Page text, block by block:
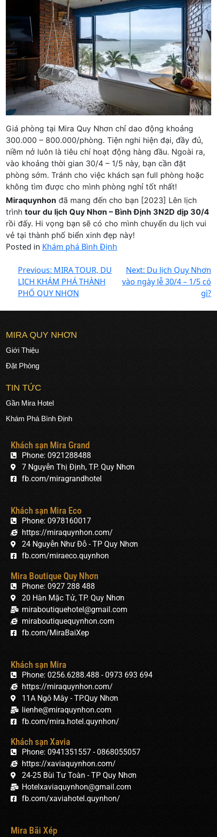
Giá phòng tại Mira Quy Nhơn chỉ dao động khoảng
300.000 – 800.000/phòng. Tiện nghi hiện đại, đầy đủ,
niềm nở luôn là tiêu chí hoạt động hàng đầu. Ngoài ra,
vào khoảng thời gian 30/4 – 1/5 này, bạn cần đặt
phòng sớm. Tránh cho việc khách sạn full phòng hoặc
không tìm được cho mình phòng nghỉ tốt nhất!
Miraquynhon đã mang đến cho bạn [2023] Lên lịch
trình tour du lịch Quy Nhơn – Bình Định 3N2D dịp 30/4
rồi đấy. Hi vọng bạn sẽ có cho mình chuyến du lịch vui
vẻ tại thành phố biển xinh đẹp này!
Posted in Khám phá Bình Định
Previous: MIRA TOUR, DU
LỊCH KHÁM PHÁ THÀNH
PHỐ QUY NHƠN
Next: Du lịch Quy Nhơn
vào ngày lễ 30/4 – 1/5 có
gì?
MIRA QUY NHƠN
Giới Thiệu
Đặt Phòng
TIN TỨC
Gần Mira Hotel
Khám Phá Bình Định
Khách sạn Mira Grand
Phone: 0921288488
7 Nguyễn Thị Định, TP. Quy Nhơn
fb.com/miragrandhotel
Khách sạn Mira Eco
Phone: 0978160017
https://miraquynhon.com/
24 Nguyễn Như Đỗ - TP Quy Nhơn
fb.com/miraeco.quynhon
Mira Boutique Quy Nhơn
Phone: 0927 288 488
20 Hàn Mặc Tử, TP. Quy Nhơn
miraboutiquehotel@gmail.com
miraboutiquequynhon.com
fb.com/MiraBaiXep
Khách sạn Mira
Phone: 0256.6288.488 - 0973 693 694
https://miraquynhon.com/
11A Ngô Mây - TP.Quy Nhơn
lienhe@miraquynhon.com
fb.com/mira.hotel.quynhon/
Khách sạn Xavia
Phone: 0941351557 - 0868055057
https://xaviaquynhon.com/
24-25 Bùi Tư Toàn - TP Quy Nhơn
Hotelxaviaquynhon@gmail.com
fb.com/xaviahotel.quynhon/
Mira Bãi Xép